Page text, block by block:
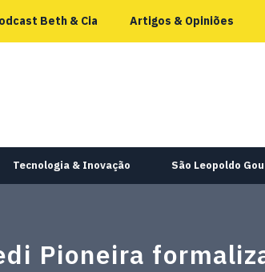
Beth & Cia Artigos & Opiniões
Tecnologia & Inovação São Leopoldo
Pioneira